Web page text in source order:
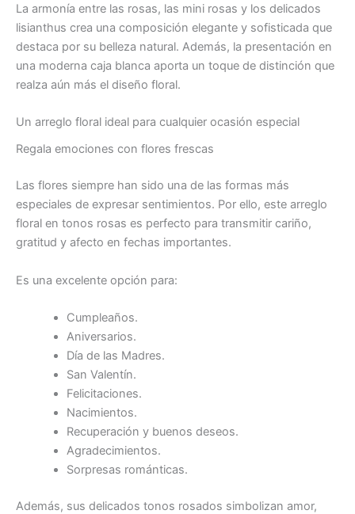
La armonía entre las rosas, las mini rosas y los delicados
lisianthus crea una composición elegante y sofisticada que
destaca por su belleza natural. Además, la presentación en
una moderna caja blanca aporta un toque de distinción que
realza aún más el diseño floral.
Un arreglo floral ideal para cualquier ocasión especial
Regala emociones con flores frescas
Las flores siempre han sido una de las formas más
especiales de expresar sentimientos. Por ello, este arreglo
floral en tonos rosas es perfecto para transmitir cariño,
gratitud y afecto en fechas importantes.
Es una excelente opción para:
Cumpleaños.
Aniversarios.
Día de las Madres.
San Valentín.
Felicitaciones.
Nacimientos.
Recuperación y buenos deseos.
Agradecimientos.
Sorpresas románticas.
Además, sus delicados tonos rosados simbolizan amor,